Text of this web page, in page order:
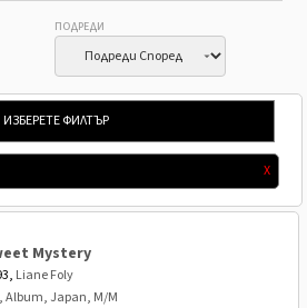
ПОДРЕДИ
ИЗБЕРЕТЕ ФИЛТЪР
X
Mystery
Liane Foly
Album, Japan, M/M